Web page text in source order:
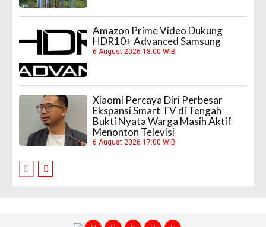
Amazon Prime Video Dukung
HDR10+ Advanced Samsung
6 August 2026 18:00 WIB
Xiaomi Percaya Diri Perbesar
Ekspansi Smart TV di Tengah
Bukti Nyata Warga Masih Aktif
Menonton Televisi
6 August 2026 17:00 WIB